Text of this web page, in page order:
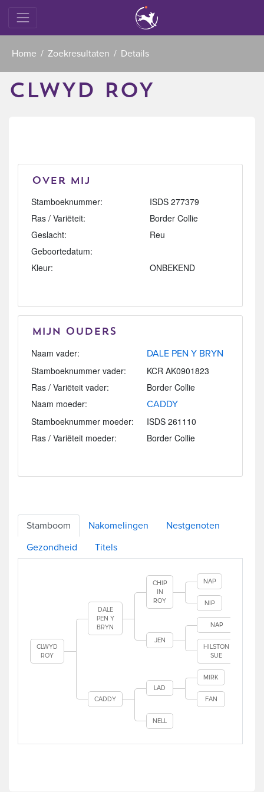
Home Zoekresultaten Details
CLWYD ROY
Over mij
Stamboeknummer:
ISDS 277379
Ras / Variëteit:
Border Collie
Geslacht:
Reu
Geboortedatum:
Kleur:
ONBEKEND
Mijn Ouders
Naam vader: DALE PEN Y BRYN
Stamboeknummer vader:
KCR AK0901823
Ras / Variëteit vader:
Border Collie
Naam moeder:
CADDY
Stamboeknummer moeder:
ISDS 261110
Ras / Variëteit moeder:
Border Collie
Stamboom Nakomelingen Nestgenoten
Gezondheid Titels
CLWYD
ROY
DALE
PEN Y
BRYN
CHIP
IN
ROY
NAP
NIP
JEN
NAP
HILSTON
SUE
CADDY
LAD
MIRK
FAN
NELL